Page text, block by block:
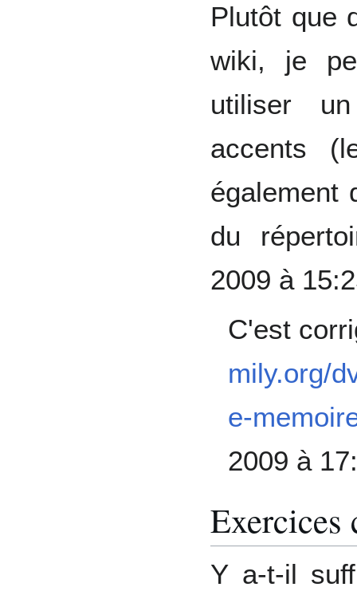
Plutôt que
wiki, je
utiliser
accents
également
du
2009 à
C'est
mily.org/
e-
2009 à
Exercices
Y a-t-il